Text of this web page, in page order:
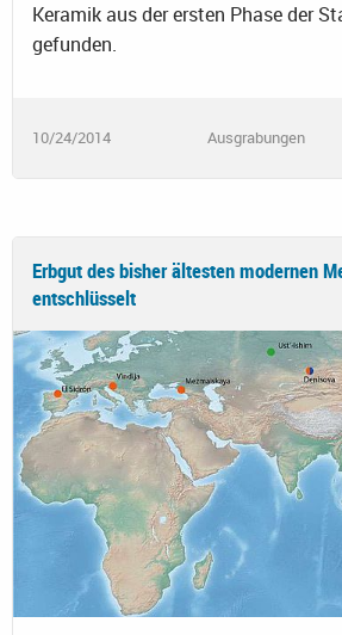
Keramik aus der ersten Phase der
gefunden.
10/24/2014 Ausgrabungen
Erbgut des bisher ältesten modernen
entschlüsselt